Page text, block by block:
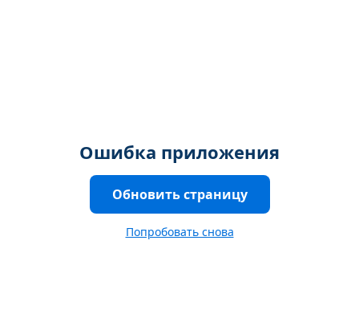
Ошибка приложения
Обновить страницу
Попробовать снова